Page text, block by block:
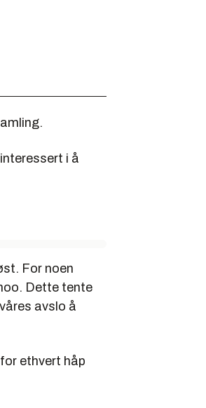
i å
For noen
Dette tente
avslo å
ethvert håp